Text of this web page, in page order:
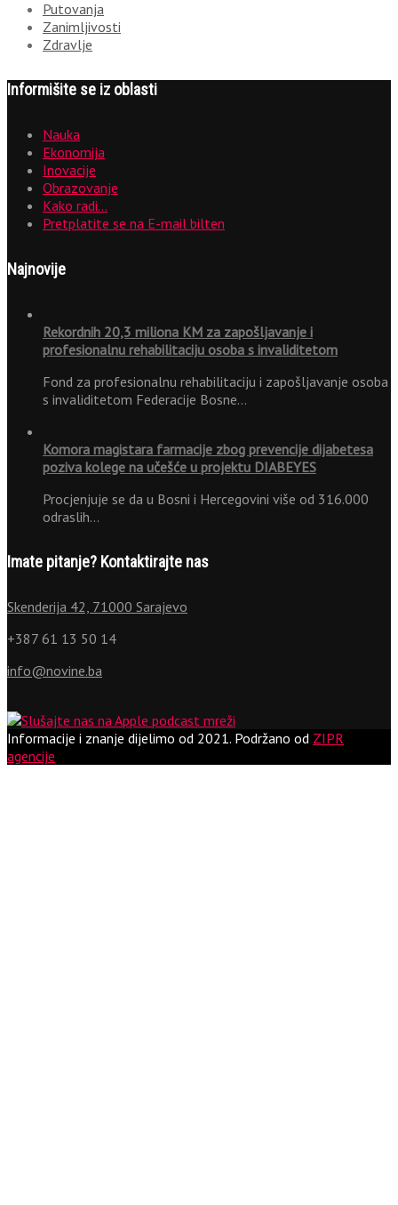
Putovanja
Zanimljivosti
Zdravlje
Informišite se iz oblasti
Nauka
Ekonomija
Inovacije
Obrazovanje
Kako radi…
Pretplatite se na E-mail bilten
Najnovije
Rekordnih 20,3 miliona KM za zapošljavanje i
profesionalnu rehabilitaciju osoba s invaliditetom
Fond za profesionalnu rehabilitaciju i zapošljavanje osoba
s invaliditetom Federacije Bosne…
Komora magistara farmacije zbog prevencije dijabetesa
poziva kolege na učešće u projektu DIABEYES
Procjenjuje se da u Bosni i Hercegovini više od 316.000
odraslih…
Imate pitanje? Kontaktirajte nas
Skenderija 42, 71000 Sarajevo
+387 61 13 50 14
info@novine.ba
Informacije i znanje dijelimo od 2021. Podržano od ZIPR
agencije